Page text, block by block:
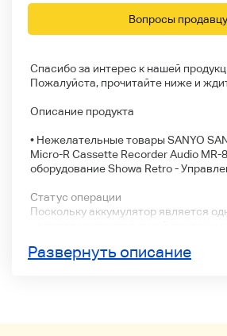
Вопросы продавцу
Спасибо за интерес к нашей
Пожалуйста, прочитайте ниже и
Описание продукта
• Нежелательные товары SANYO
Micro-R Cassette Recorder Audio MR-
оборудование Showa Retro -
Статус операции
Поскольку аккумулятор является
не менее, мы установили цены на
Развернуть описание